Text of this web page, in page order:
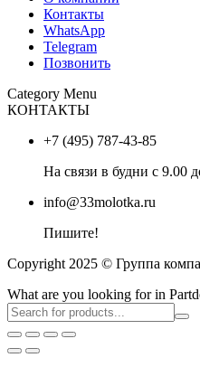
Контакты
WhatsApp
Telegram
Позвонить
Category Menu
КОНТАКТЫ
+7 (495) 787-43-85
На связи в будни с 9.00
info@33molotka.ru
Пишите!
Copyright 2025 © Группа
What are you looking for in